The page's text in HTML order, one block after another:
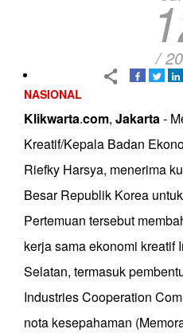
/
NASIONAL
Klikwarta.com, Jakarta-
Kreatif/Kepala Badan
Riefky Harsya, menerima
Besar Republik Korea
Pertemuan tersebut
kerja sama ekonomi kreatif
Selatan, termasuk
Industries Cooperation
nota kesepahaman